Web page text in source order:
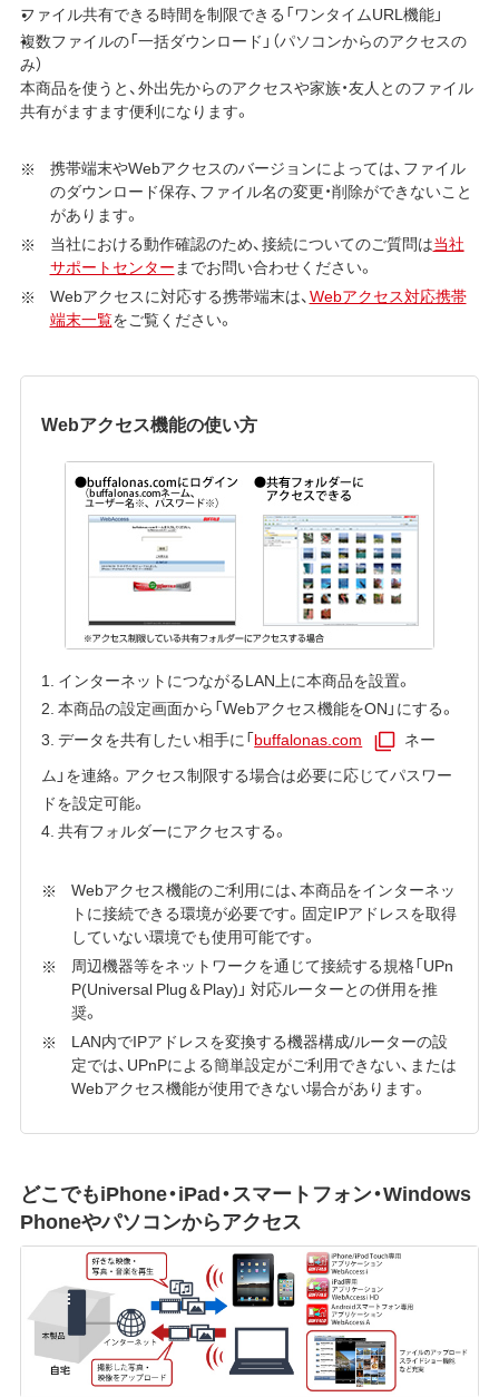
ファイル共有できる時間を制限できる「ワンタイムURL機能」
複数ファイルの「一括ダウンロード」（パソコンからのアクセスの
み）
本商品を使うと、外出先からのアクセスや家族・友人とのファイル
共有がますます便利になります。
携帯端末やWebアクセスのバージョンによっては、ファイル
のダウンロード保存、ファイル名の変更・削除ができないこと
があります。
当社における動作確認のため、接続についてのご質問は当社
サポートセンター までお問い合わせください。
Webアクセスに対応する携帯端末は、 Webアクセス対応携帯
端末一覧をご覧ください。
Webアクセス機能の使い方
1. インターネットにつながるLAN上に本商品を設置。
2. 本商品の設定画面から「Webアクセス機能をON」にする。
3. データを共有したい相手に「buffalonas.com
ネー
ム」を連絡。アクセス制限する場合は必要に応じてパスワー
ドを設定可能。
4. 共有フォルダーにアクセスする。
Webアクセス機能のご利用には、本商品をインターネッ
トに接続できる環境が必要です。固定IPアドレスを取得
していない環境でも使用可能です。
周辺機器等をネットワークを通じて接続する規格「UPn
P(Universal Plug＆Play)」 対応ルーターとの併用を推
奨。
LAN内でIPアドレスを変換する機器構成/ルーターの設
定では、UPnPによる簡単設定がご利用できない、または
Webアクセス機能が使用できない場合があります。
どこでもiPhone・iPad・スマートフォン・Windows
Phoneやパソコンからアクセス